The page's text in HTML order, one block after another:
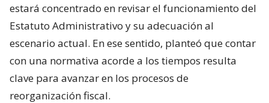
estará concentrado en revisar el funcionamiento del
Estatuto Administrativo y su adecuación al
escenario actual. En ese sentido, planteó que contar
con una normativa acorde a los tiempos resulta
clave para avanzar en los procesos de
reorganización fiscal.